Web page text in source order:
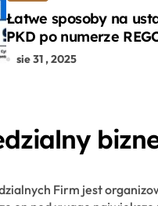
Łatwe sposoby na
PKD po numerze
kilku prostych krokach
sie 31 , 2025
Firm jest